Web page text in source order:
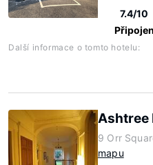
7.4/10
Další informace o tomto hotelu:
Ashtree
9 Orr
mapu